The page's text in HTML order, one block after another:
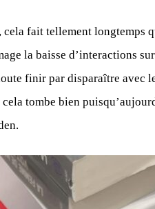
fait tellement longtemps
la baisse d’interactions
finir par disparaître avec
tombe bien